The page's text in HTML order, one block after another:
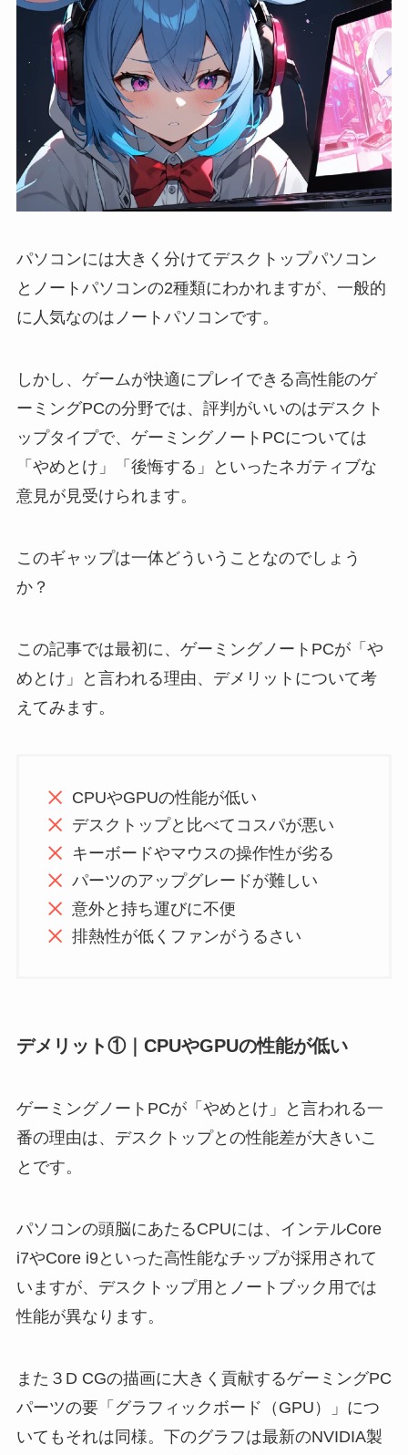
パソコンには大きく分けてデスクトップパソコン
とノートパソコンの2種類にわかれますが、一般的
に人気なのはノートパソコンです。
しかし、ゲームが快適にプレイできる高性能のゲ
ーミングPCの分野では、評判がいいのはデスクト
ップタイプで、ゲーミングノートPCについては
「やめとけ」「後悔する」といったネガティブな
意見が見受けられます。
このギャップは一体どういうことなのでしょう
か？
この記事では最初に、ゲーミングノートPCが「や
めとけ」と言われる理由、デメリットについて考
えてみます。
CPUやGPUの性能が低い
デスクトップと比べてコスパが悪い
キーボードやマウスの操作性が劣る
パーツのアップグレードが難しい
意外と持ち運びに不便
排熱性が低くファンがうるさい
デメリット①｜CPUやGPUの性能が低い
ゲーミングノートPCが「やめとけ」と言われる一
番の理由は、デスクトップとの性能差が大きいこ
とです。
パソコンの頭脳にあたるCPUには、インテルCore
i7やCore i9といった高性能なチップが採用されて
いますが、デスクトップ用とノートブック用では
性能が異なります。
また３D CGの描画に大きく貢献するゲーミングPC
パーツの要「グラフィックボード（GPU）」につ
いてもそれは同様。下のグラフは最新のNVIDIA製